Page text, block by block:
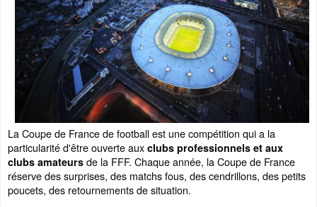
La Coupe de France de football est une compétition qui a la
particularité d'être ouverte aux clubs professionnels et aux
clubs amateurs de la FFF. Chaque année, la Coupe de France
réserve des surprises, des matchs fous, des cendrillons, des petits
poucets, des retournements de situation.